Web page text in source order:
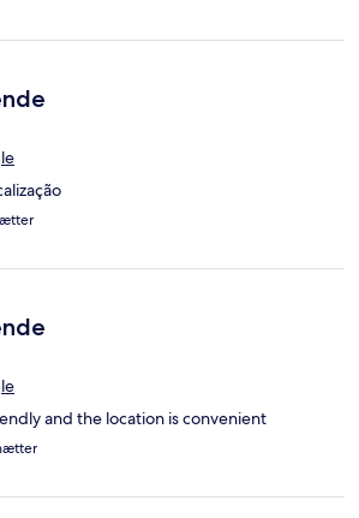
and the location is convenient